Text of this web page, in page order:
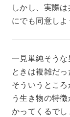
しかし、実際
にでも同意しよ
一見単純そう
ときは複雑だっ
そういうとこ
う生き物の特
かってくるでし